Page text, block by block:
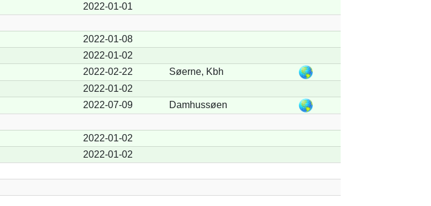
2022-01-01
2022-01-08
2022-01-02
2022-02-22
Søerne, Kbh
2022-01-02
2022-07-09
Damhussøen
2022-01-02
2022-01-02